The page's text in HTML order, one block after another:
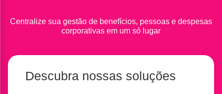
Centralize sua gestão de benefícios, pessoas e despesas
corporativas em um só lugar
Descubra nossas soluções